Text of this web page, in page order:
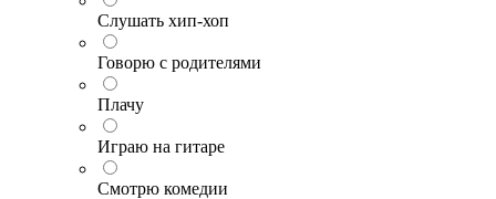
Слушать хип-хоп
Говорю с родителями
Плачу
Играю на гитаре
Смотрю комедии